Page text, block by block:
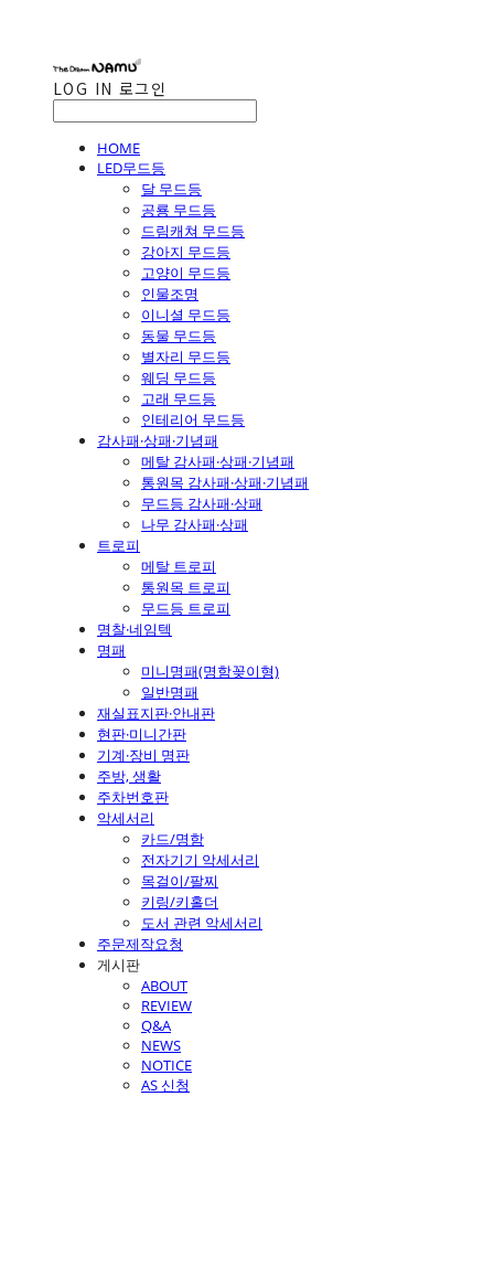
LOG IN 로그인
HOME
LED무드등
달 무드등
공룡 무드등
드림캐쳐 무드등
강아지 무드등
고양이 무드등
인물조명
이니셜 무드등
동물 무드등
별자리 무드등
웨딩 무드등
고래 무드등
인테리어 무드등
감사패·상패·기념패
메탈 감사패·상패·기념패
통원목 감사패·상패·기념패
무드등 감사패·상패
나무 감사패·상패
트로피
메탈 트로피
통원목 트로피
무드등 트로피
명찰·네임텍
명패
미니명패(명함꽂이형)
일반명패
재실표지판·안내판
현판·미니간판
기계·장비 명판
주방, 생활
주차번호판
악세서리
카드/명함
전자기기 악세서리
목걸이/팔찌
키링/키홀더
도서 관련 악세서리
주문제작요청
게시판
ABOUT
REVIEW
Q&A
NEWS
NOTICE
AS 신청